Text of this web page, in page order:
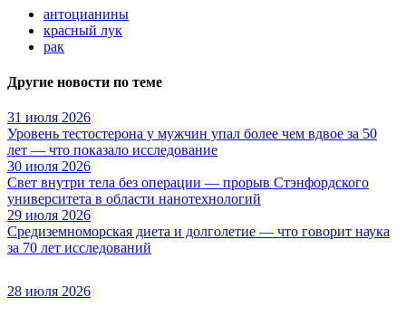
антоцианины
красный лук
рак
Другие новости по теме
31 июля 2026
Уровень тестостерона у мужчин упал более чем вдвое за 50
лет — что показало исследование
30 июля 2026
Свет внутри тела без операции — прорыв Стэнфордского
университета в области нанотехнологий
29 июля 2026
Средиземноморская диета и долголетие — что говорит наука
за 70 лет исследований
28 июля 2026